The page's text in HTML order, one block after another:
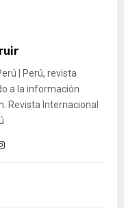
| Perú, revista
a la información
Revista Internacional